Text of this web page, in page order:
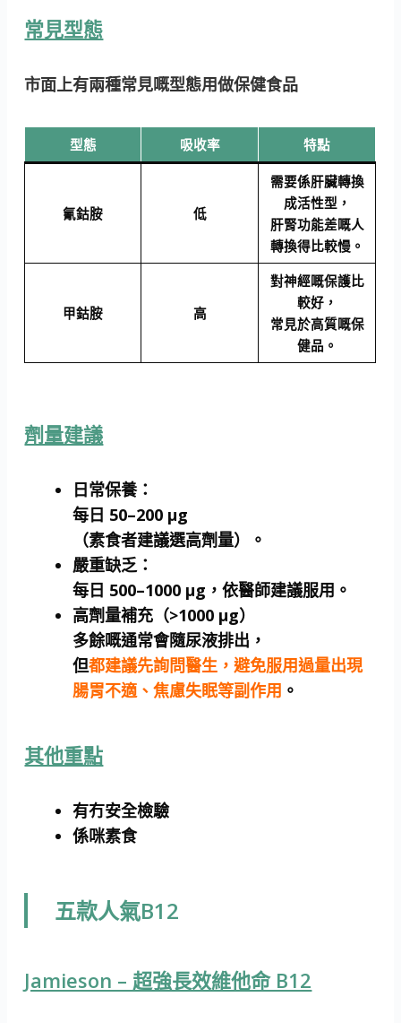
常見型態
市面上有兩種常見嘅型態用做保健食品
型態 吸收率 特點
氰鈷胺 低
需要係肝臟轉換
成活性型，
肝腎功能差嘅人
轉換得比較慢。
甲鈷胺 高
對神經嘅保護比
較好，
常見於高質嘅保
健品。
劑量建議
日常保養：
每日 50–200 μg
（素食者建議選高劑量）。
嚴重缺乏：
每日 500–1000 μg ，依醫師建議服用。
高劑量補充（>1000 μg）
多餘嘅通常會隨尿液排出，
但都建議先詢問醫生，避免服用過量出現
腸胃不適、焦慮失眠等副作用 。
其他重點
有冇安全檢驗
係咪素食
五款人氣B12
Jamieson – 超強長效維他命 B12